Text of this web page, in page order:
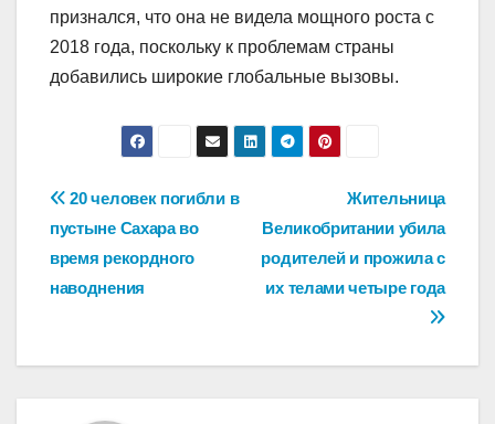
признался, что она не видела мощного роста с
2018 года, поскольку к проблемам страны
добавились широкие глобальные вызовы.
Навигация
по
записям
Жительница
Великобритании убила
родителей и прожила с
их телами четыре года
20 человек погибли в
пустыне Сахара во
время рекордного
наводнения